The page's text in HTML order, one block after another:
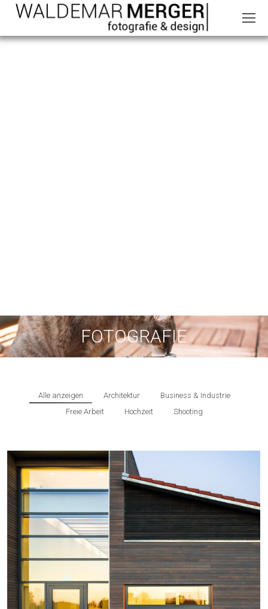
FOTOGRAFIE
Alle anzeigen Architektur
Business & Industrie
Freie Arbeit
Hochzeit Shooting